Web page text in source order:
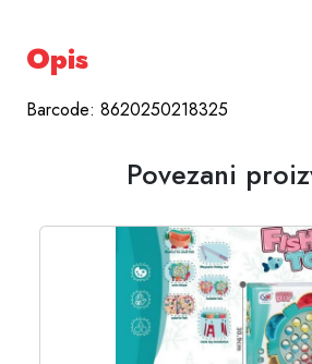
Opis
Barcode: 8620250218325
Povezani